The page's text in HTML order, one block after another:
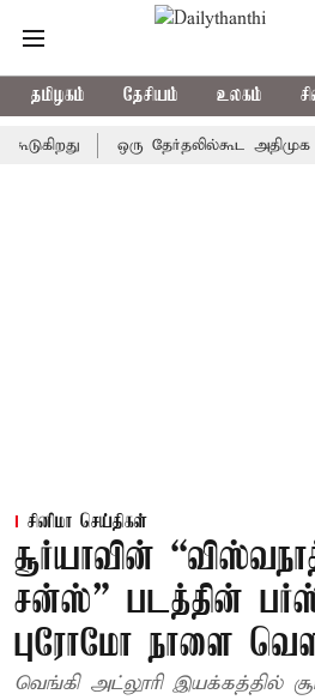
தமிழகம் தேசியம் உலகம்
ஒரு தேர்தலில்கூட அதிமுக
சினிமா செய்திகள்
சூர்யாவின்
சன்ஸ்” படத்தின்
புரோமோ நாளை
வெங்கி அட்லூரி இயக்கத்தில் சூர்யா நடித்துள்ள